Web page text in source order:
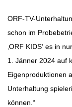
ORF-TV-
schon im
‚ORF KIDS‘ es in
1. Jänner 2024 auf
Eigenproduktionen
Unterhaltung
können.“